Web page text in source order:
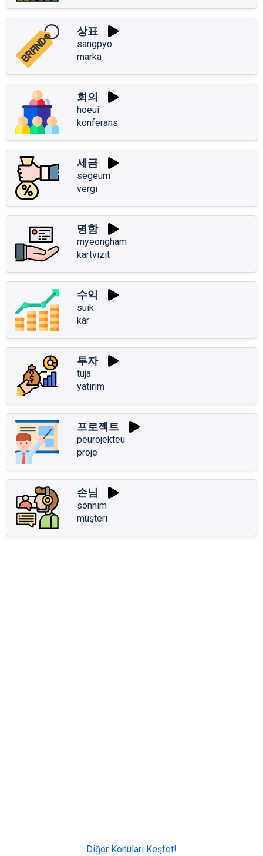
상표
sangpyo
marka
회의
hoeui
konferans
세금
segeum
vergi
명함
myeongham
kartvizit
수익
suik
kâr
투자
tuja
yatırım
프로젝트
peurojekteu
proje
손님
sonnim
müşteri
Diğer Konuları Keşfet!